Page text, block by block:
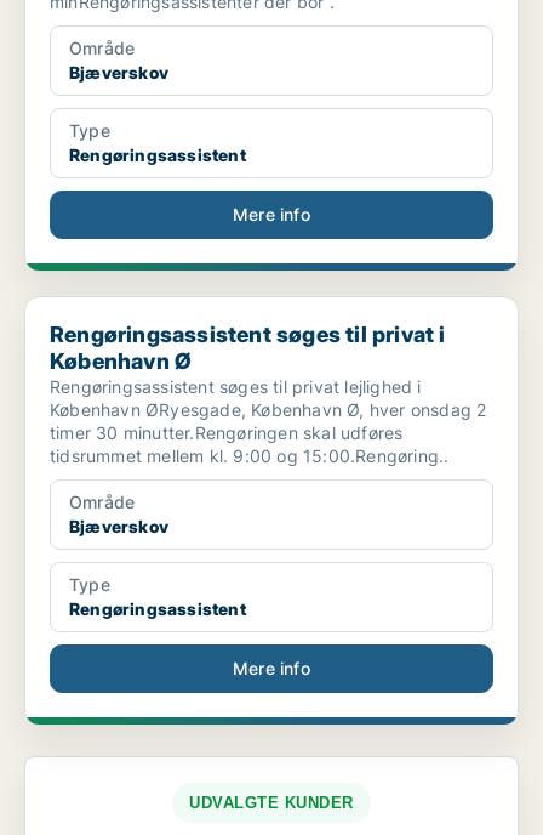
Område
Bjæverskov
Type
Rengøringsassistent
Mere info
Rengøringsassistent søges til privat i København Ø
Rengøringsassistent søges til privat i
København Ø
Rengøringsassistent søges til privat lejlighed i
København ØRyesgade, København Ø, hver onsdag 2
timer 30 minutter.Rengøringen skal udføres
tidsrummet mellem kl. 9:00 og 15:00.Rengøring..
Område
Bjæverskov
Type
Rengøringsassistent
Mere info
UDVALGTE KUNDER